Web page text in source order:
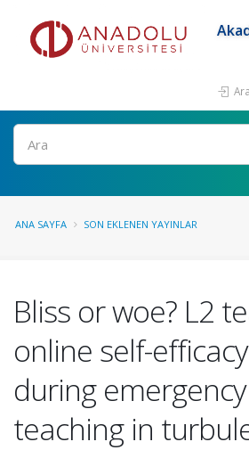
Ara
ANA SAYFA SON EKLENEN YAYINLAR
Bliss or woe? L2
online self-
during
teaching in